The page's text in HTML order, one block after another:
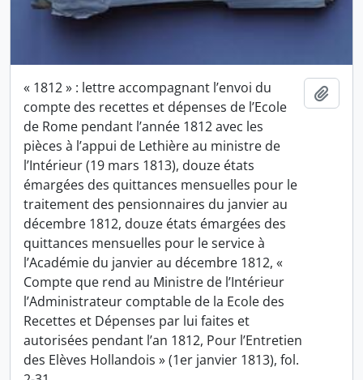
« 1812 » : lettre accompagnant l’envoi du
compte des recettes et dépenses de l’Ecole
de Rome pendant l’année 1812 avec les
pièces à l’appui de Lethière au ministre de
l’Intérieur (19 mars 1813), douze états
émargées des quittances mensuelles pour le
traitement des pensionnaires du janvier au
décembre 1812, douze états émargées des
quittances mensuelles pour le service à
l’Académie du janvier au décembre 1812, «
Compte que rend au Ministre de l’Intérieur
l’Administrateur comptable de la Ecole des
Recettes et Dépenses par lui faites et
autorisées pendant l’an 1812, Pour l’Entretien
des Elèves Hollandois » (1er janvier 1813), fol.